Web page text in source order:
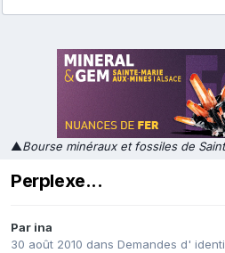
▲Bourse minéraux et fossiles de
Perplexe...
Par ina
30 août 2010 dans Demandes d'